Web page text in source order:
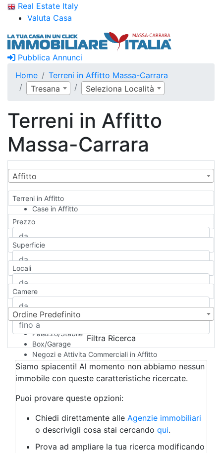
Real Estate Italy
Valuta Casa
Pubblica Annunci
Home
Terreni in Affitto Massa-Carrara
Tresana
Seleziona Località
Terreni in Affitto
Massa-Carrara
Affitto
Terreni in Affitto
Case in Affitto
Qualsiasi
Appartamento
Casa indipendente
Casa Semi-indipendente
Attico/Mansarda
Rustico/Casale
Camera d'Albergo
Multiproprietà
Palazzo/Stabile
Box/Garage
Negozi e Attivita Commerciali in Affitto
Qualsiasi
Attività/Licenza Commerciale
Azienda Agricola
Bar/Ristorante
Albergo
Laboratorio Artigianale
Negozio/locale commerciale
Agriturismo
Prezzo
Superficie
Locali
Camere
Ordine Predefinito
Filtra Ricerca
Siamo spiacenti! Al momento non abbiamo nessun
immobile con queste caratteristiche ricercate.
Puoi provare queste opzioni:
Chiedi direttamente alle Agenzie immobiliari
o descrivigli cosa stai cercando qui.
Prova ad ampliare la tua ricerca modificando